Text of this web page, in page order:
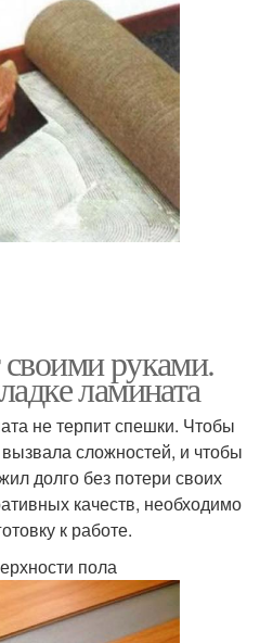
руками.
ламината
не терпит спешки. Чтобы
сложностей, и чтобы
долго без потери своих
качеств, необходимо
к работе.
пола